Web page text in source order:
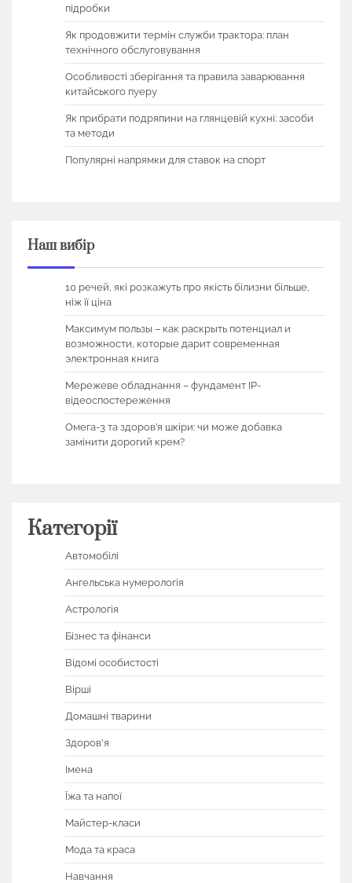
підробки
Як продовжити термін служби трактора: план
технічного обслуговування
Особливості зберігання та правила заварювання
китайського пуеру
Як прибрати подряпини на глянцевій кухні: засоби
та методи
Популярні напрямки для ставок на спорт
Наш вибір
10 речей, які розкажуть про якість білизни більше,
ніж її ціна
Максимум пользы – как раскрыть потенциал и
возможности, которые дарит современная
электронная книга
Мережеве обладнання – фундамент IP-
відеоспостереження
Омега-3 та здоров’я шкіри: чи може добавка
замінити дорогий крем?
Категорії
Автомобілі
Ангельська нумерологія
Астрологія
Бізнес та фінанси
Відомі особистості
Вірші
Домашні тварини
Здоров'я
Імена
Їжа та напої
Майстер-класи
Мода та краса
Навчання